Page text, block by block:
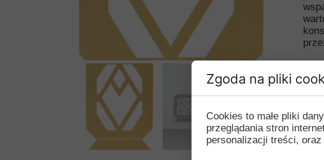
z
Zgoda na pliki
Cookies to małe pliki
przeglądania stron
personalizacji treści,